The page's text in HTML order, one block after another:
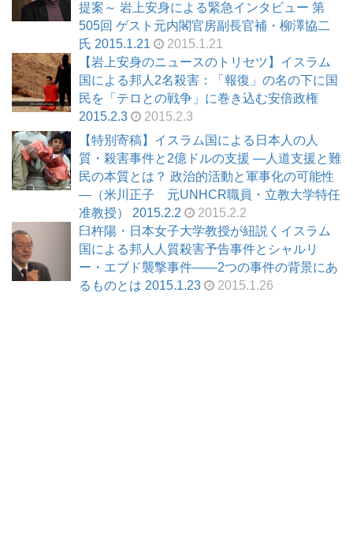
提案～ 岩上安身による緊急インタビュー 第
505回 ゲスト元内閣官房副長官補・柳澤協二
氏 2015.1.21
2015.1.21
【岩上安身のニュースのトリセツ】イスラム
国による邦人2名殺害：「報復」の名の下に国
民を「テロとの戦争」に巻き込む安倍政権
2015.2.3
2015.2.3
【特別寄稿】イスラム国による日本人の人
質・殺害事件と2億ドルの支援 ―人道支援と難
民の本質とは？ 政治的活動と軍事化の可能性
―（米川正子 元UNHCR職員・立教大学特任
准教授） 2015.2.2
2015.2.2
臼杵陽・日本女子大学教授が紐説くイスラム
国による邦人人質殺害予告事件とシャルリ
ー・エブド襲撃事件――2つの事件の背景にあ
るものとは 2015.1.23
2015.1.26